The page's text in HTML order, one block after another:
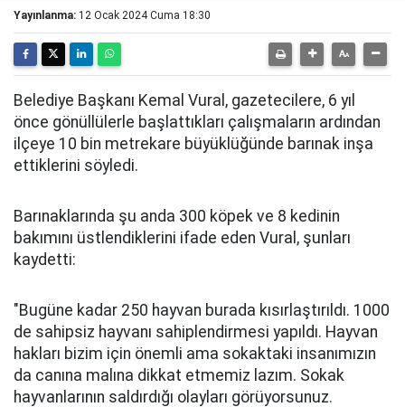
Yayınlanma: 12 Ocak 2024 Cuma 18:30
Belediye Başkanı Kemal Vural, gazetecilere, 6 yıl
önce gönüllülerle başlattıkları çalışmaların ardından
ilçeye 10 bin metrekare büyüklüğünde barınak inşa
ettiklerini söyledi.
Barınaklarında şu anda 300 köpek ve 8 kedinin
bakımını üstlendiklerini ifade eden Vural, şunları
kaydetti:
"Bugüne kadar 250 hayvan burada kısırlaştırıldı. 1000
de sahipsiz hayvanı sahiplendirmesi yapıldı. Hayvan
hakları bizim için önemli ama sokaktaki insanımızın
da canına malına dikkat etmemiz lazım. Sokak
hayvanlarının saldırdığı olayları görüyorsunuz.